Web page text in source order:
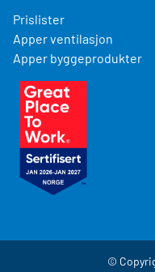
Prislister
Apper ventilasjon
Apper byggeprodukter
©